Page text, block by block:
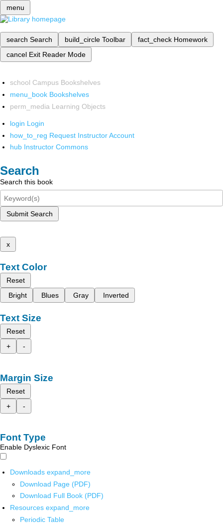
menu
search Search build_circle Toolbar fact_check Homework
cancel Exit Reader Mode
school Campus Bookshelves
menu_book Bookshelves
perm_media Learning Objects
login Login
how_to_reg Request Instructor Account
hub Instructor Commons
Search
Search this book
Submit Search
x
Text Color
Reset
Bright
Blues Gray Inverted
Text Size
Reset
+
-
Margin Size
Reset
+
-
Font Type
Enable Dyslexic Font
Downloads expand_more
Download Page (PDF)
Download Full Book (PDF)
Resources expand_more
Periodic Table